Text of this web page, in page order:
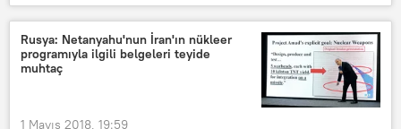
Haberler
POLİTİKA
Ermenistan
Nikola Paşinyan
Ermenistan Cumhuriyetçi Partisi
Rusya: Netanyahu'nun İran'ın nükleer
programıyla ilgili belgeleri teyide
muhtaç
1 Mayıs 2018, 19:59